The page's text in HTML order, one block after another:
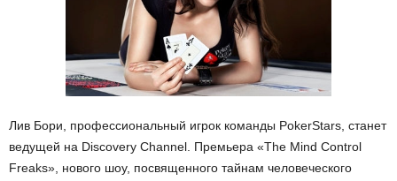
Лив Бори, профессиональный игрок команды PokerStars, станет
ведущей на Discovery Channel. Премьера «The Mind Control
Freaks», нового шоу, посвященного тайнам человеческого